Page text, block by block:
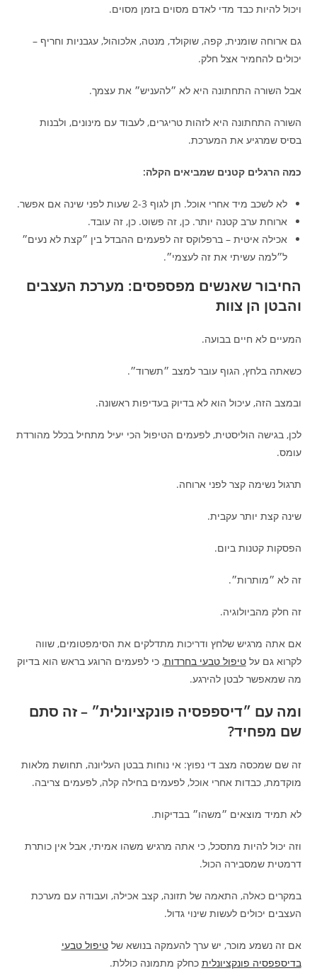
ויכול להיות כבד מדי לאדם מסוים בזמן מסוים.
גם ארוחה שומנית, קפה, שוקולד, מנטה, אלכוהול, עגבניות וחריף –
יכולים להחמיר אצל חלק.
אבל השורה התחתונה היא לא ״להעניש״ את עצמך.
השורה התחתונה היא לזהות טריגרים, לעבוד עם מינונים, ולבנות
בסיס שמרגיע את המערכת.
כמה הרגלים קטנים שמביאים הקלה:
לא לשכב מיד אחרי אוכל. תן לגוף 2-3 שעות לפני שינה אם אפשר.
ארוחת ערב קטנה יותר. כן, זה פשוט. כן, זה עובד.
אכילה איטית – ברפלוקס זה לפעמים ההבדל בין ״קצת לא נעים״
ל״למה עשיתי את זה לעצמי״.
החיבור שאנשים מפספסים: מערכת העצבים
והבטן הן צוות
המעיים לא חיים בבועה.
כשאתה בלחץ, הגוף עובר למצב ״תשרוד״.
ובמצב הזה, עיכול הוא לא בדיוק בעדיפות ראשונה.
לכן, בגישה הוליסטית, לפעמים הטיפול הכי יעיל מתחיל בכלל מהורדת
עומס.
תרגול נשימה קצר לפני ארוחה.
שינה קצת יותר עקבית.
הפסקות קטנות ביום.
זה לא ״מותרות״.
זה חלק מהביולוגיה.
אם אתה מרגיש שלחץ ודריכות מתדלקים את הסימפטומים, שווה
לקרוא גם עלטיפול טבעי בחרדות, כי לפעמים הרוגע בראש הוא בדיוק
מה שמאפשר לבטן להירגע.
ומה עם ״דיספפסיה פונקציונלית״ – זה סתם
שם מפחיד?
זה שם שמכסה מצב די נפוץ: אי נוחות בבטן העליונה, תחושת מלאות
מוקדמת, כבדות אחרי אוכל, לפעמים בחילה קלה, לפעמים צריבה.
לא תמיד מוצאים ״משהו״ בבדיקות.
וזה יכול להיות מתסכל, כי אתה מרגיש משהו אמיתי, אבל אין כותרת
דרמטית שמסבירה הכול.
במקרים כאלה, התאמה של תזונה, קצב אכילה, ועבודה עם מערכת
העצבים יכולים לעשות שינוי גדול.
אם זה נשמע מוכר, יש ערך להעמקה בנושא שלטיפול טבעי
בדיספפסיה פונקציונלית כחלק מתמונה כוללת.